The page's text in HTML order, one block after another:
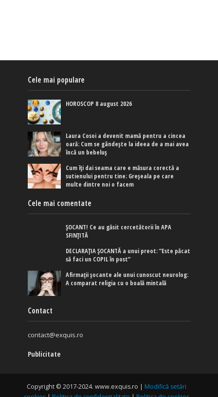
Cele mai populare
HOROSCOP 8 august 2026
Laura Cosoi a devenit mamă pentru a cincea
oară: Cum se gândește la ideea de a mai avea
încă un bebeluș
Cum îți dai seama care e măsura corectă a
sutienului pentru tine: Greșeala pe care
multe dintre noi o facem
Cele mai comentate
ȘOCANT! Ce au găsit cercetătorii în APA
SFINȚITĂ
DECLARAȚIA ȘOCANTĂ a unui preot: ”Este păcat
să faci un COPIL în post”
Afirmaţii şocante ale unui cunoscut neurolog:
A comparat religia cu o boală mintală
Contact
contact@exquis.ro
Publicitate
Copyright © 2017-2024. www.exquis.ro | Modifică setări